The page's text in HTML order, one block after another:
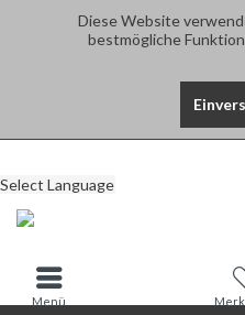
Diese Website
bestmögliche
Select Language
Menü